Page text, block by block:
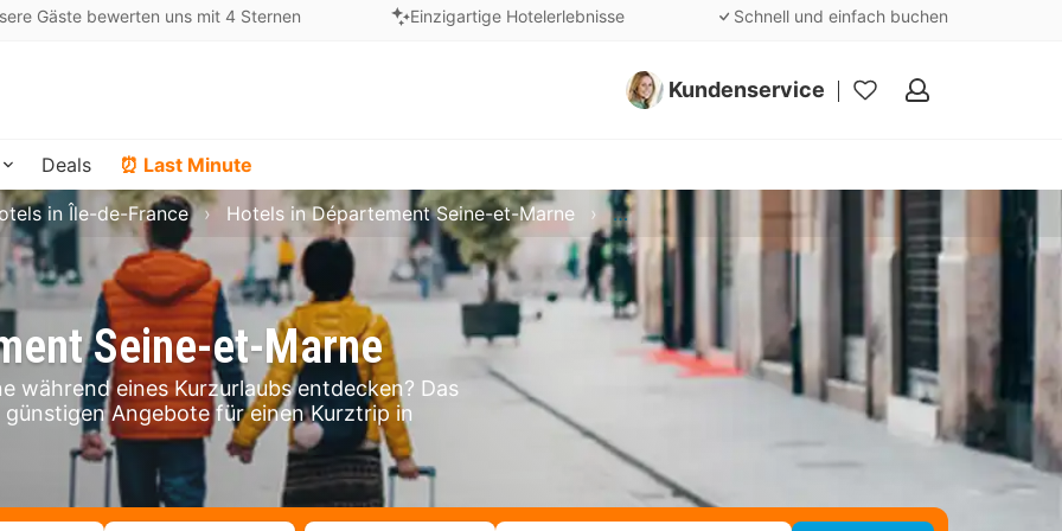
Gäste bewerten uns mit 4 Sternen Einzigartige Hotelerlebnisse Schnell und einfach buchen
Kundenservice
Meine
Deals ⏰ Last Minute
Seine-et-Marne
während eines Kurzurlaubs entdecken? Das
Angebote für einen Kurztrip in
in Île-de-France Hotels in Département Seine-et-Marne Kurzurlaub - Département Seine-et-Marne